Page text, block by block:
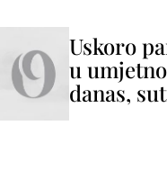
Uskoro
u
danas,